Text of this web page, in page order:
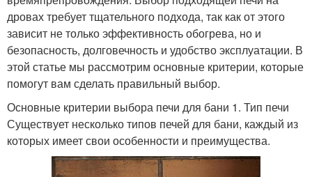
дровах требует тщательного подхода, так как от этого
зависит не только эффективность обогрева, но и
безопасность, долговечность и удобство эксплуатации. В
этой статье мы рассмотрим основные критерии, которые
помогут вам сделать правильный выбор.
Основные критерии выбора печи для бани 1. Тип печи
Существует несколько типов печей для бани, каждый из
которых имеет свои особенности и преимущества.